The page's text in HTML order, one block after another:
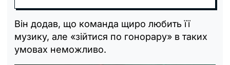
Він додав, що команда щиро любить її
музику, але «зійтися по гонорару» в таких
умовах неможливо.